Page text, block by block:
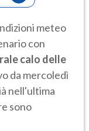
meteo
con
calo delle
da mercoledì
nell'ultima
sono